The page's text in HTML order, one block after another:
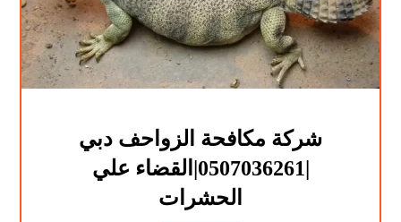
شركة مكافحة الزواحف دبي
|0507036261|القضاء علي
الحشرات